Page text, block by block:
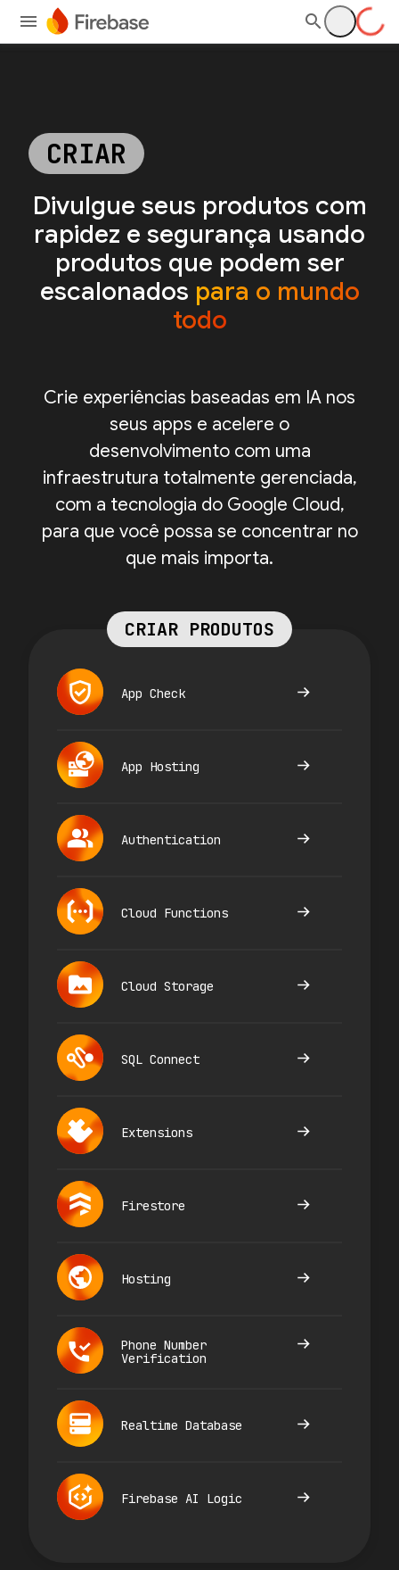
CRIAR
Divulgue seus produtos com
rapidez e segurança usando
produtos que podem ser
escalonados para o mundo
todo
Crie experiências baseadas em IA nos
seus apps e acelere o
desenvolvimento com uma
infraestrutura totalmente gerenciada,
com a tecnologia do Google Cloud,
para que você possa se concentrar no
que mais importa.
CRIAR PRODUTOS
App Check
App Hosting
Authentication
Cloud Functions
Cloud Storage
SQL Connect
Extensions
Firestore
Hosting
Phone Number
Verification
Realtime Database
Firebase AI Logic